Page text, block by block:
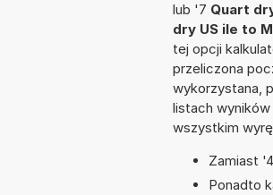
lub '7 Quart
dry US ile to
tej opcji
przeliczona
wykorzystana,
listach wyników
wszystkim
Zamiast
Ponadto